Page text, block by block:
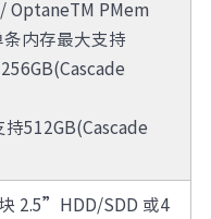
OptaneTM PMem
内存最大支持
512GB(Cascade
2.5”HDD/SDD 或4